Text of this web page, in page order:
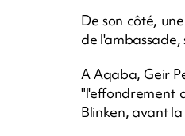
De son côté,
de
A Aqaba, Geir
"l'effondrement
Blinken, avant